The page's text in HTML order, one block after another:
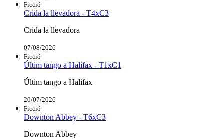
Ficció
Crida la llevadora - T4xC3
Crida la llevadora
07/08/2026
Ficció
Últim tango a Halifax - T1xC1
Últim tango a Halifax
20/07/2026
Ficció
Downton Abbey - T6xC3
Downton Abbey